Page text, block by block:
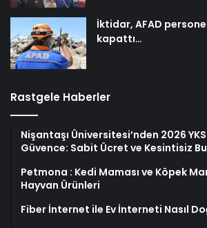
İktidar, AFAD
kapattı…
Rastgele Haberler
Nişantaşı Üniversitesi’nden 2026
Güvence: Sabit Ücret ve Kesintisiz
Petmona : Kedi Maması ve Köpek
Hayvan Ürünleri
Fiber İnternet ile Ev İnterneti Nasıl